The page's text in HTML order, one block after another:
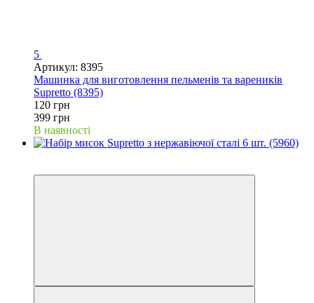
5
Артикул: 8395
Машинка для виготовлення пельменів та вареників
Supretto (8395)
120 грн
399 грн
В наявності